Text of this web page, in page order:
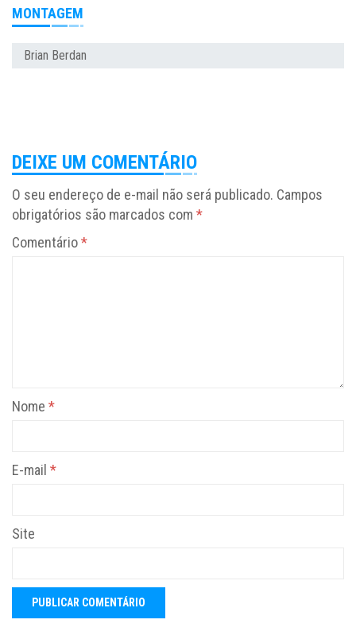
MONTAGEM
Brian Berdan
DEIXE UM COMENTÁRIO
O seu endereço de e-mail não será publicado. Campos
obrigatórios são marcados com *
Comentário*
Nome *
E-mail *
Site